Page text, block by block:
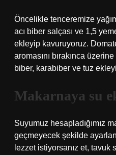
Öncelikle tenceremize
acı biber salçası ve 1,5
ekleyip kavuruyoruz.
aromasını bırakınca
biber, karabiber ve tuz
Makarnaya su
Suyumuz hesapladığımız
geçmeyecek şekilde
lezzet istiyorsanız et, tavuk